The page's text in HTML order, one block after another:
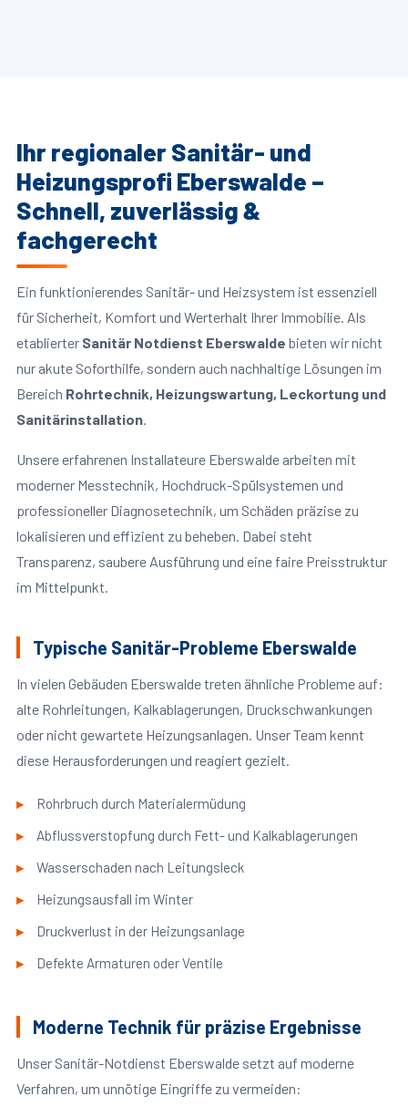
Ihr regionaler Sanitär- und
Heizungsprofi Eberswalde –
Schnell, zuverlässig &
fachgerecht
Ein funktionierendes Sanitär- und Heizsystem ist essenziell
für Sicherheit, Komfort und Werterhalt Ihrer Immobilie. Als
etablierter Sanitär Notdienst Eberswalde bieten wir nicht
nur akute Soforthilfe, sondern auch nachhaltige Lösungen im
Bereich Rohrtechnik, Heizungswartung, Leckortung und
Sanitärinstallation.
Unsere erfahrenen Installateure Eberswalde arbeiten mit
moderner Messtechnik, Hochdruck-Spülsystemen und
professioneller Diagnosetechnik, um Schäden präzise zu
lokalisieren und effizient zu beheben. Dabei steht
Transparenz, saubere Ausführung und eine faire Preisstruktur
im Mittelpunkt.
Typische Sanitär-Probleme Eberswalde
In vielen Gebäuden Eberswalde treten ähnliche Probleme auf:
alte Rohrleitungen, Kalkablagerungen, Druckschwankungen
oder nicht gewartete Heizungsanlagen. Unser Team kennt
diese Herausforderungen und reagiert gezielt.
Rohrbruch durch Materialermüdung
Abflussverstopfung durch Fett- und Kalkablagerungen
Wasserschaden nach Leitungsleck
Heizungsausfall im Winter
Druckverlust in der Heizungsanlage
Defekte Armaturen oder Ventile
Moderne Technik für präzise Ergebnisse
Unser Sanitär-Notdienst Eberswalde setzt auf moderne
Verfahren, um unnötige Eingriffe zu vermeiden: